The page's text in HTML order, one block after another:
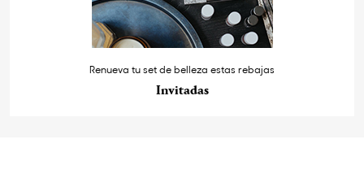
Renueva tu set de belleza estas rebajas
Invitadas